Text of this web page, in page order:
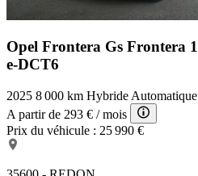
Opel Frontera Gs Frontera
e-DCT6
2025 8 000 km Hybride Automatique
A partir de 293 € / mois
Prix du véhicule : 25 990 €